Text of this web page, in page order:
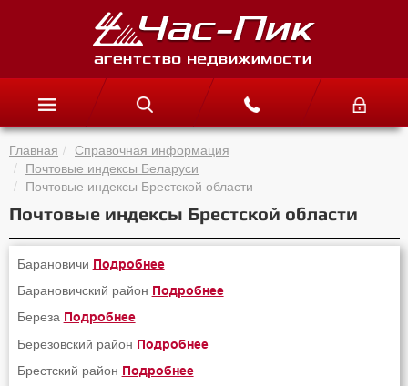
Главная
Справочная информация
Почтовые индексы Беларуси
Почтовые индексы Брестской области
Почтовые индексы Брестской области
Барановичи Подробнее
Барановичский район Подробнее
Береза Подробнее
Березовский район Подробнее
Брестский район Подробнее